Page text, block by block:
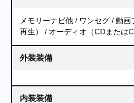
メモリーナビ他 ワンセグ
動画
再生）
オーディオ（CDまたは
外装装備
内装装備